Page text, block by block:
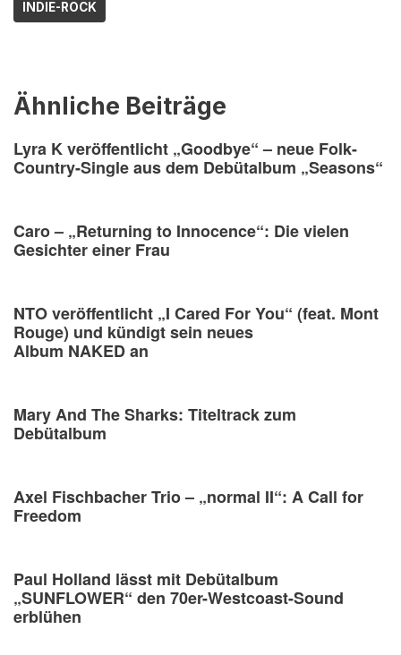
INDIE-ROCK
Ähnliche Beiträge
Lyra K veröffentlicht „Goodbye“ – neue Folk-
Country-Single aus dem Debütalbum „Seasons“
Caro – „Returning to Innocence“: Die vielen
Gesichter einer Frau
NTO veröffentlicht „I Cared For You“ (feat. Mont
Rouge) und kündigt sein neues
Album NAKED an
Mary And The Sharks: Titeltrack zum
Debütalbum
Axel Fischbacher Trio – „normal II“: A Call for
Freedom
Paul Holland lässt mit Debütalbum
„SUNFLOWER“ den 70er-Westcoast-Sound
erblühen